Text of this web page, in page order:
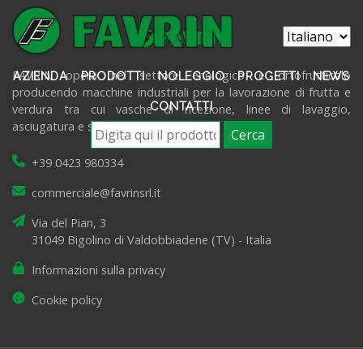
AZIENDA PRODOTTI NOLEGGIO PROGETTI NEWS
CONTATTI
Cerca
FAVRIN opera nel settore enologico e ortofrutticolo
producendo macchine industriali per la lavorazione di frutta e
verdura tra cui vasche di ricezione, linee di lavaggio,
asciugatura e selezione prodotti.
+39 0423 980334
commerciale@favrinsrl.it
Via del Pian, 3
31049 Bigolino di Valdobbiadene (TV) - Italia
Informazioni sulla privacy
Cookie policy